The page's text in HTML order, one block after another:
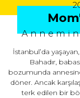
İstanbul’da
Bahadır,
bozumunda
döner. Ancak
terk edilen bir